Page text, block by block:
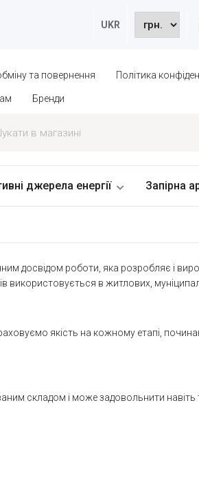
UKR
та повернення Політика
Бренди
джерела енергії Запірна
досвідом роботи, яка розробляє і
використовується в житлових,
якість на кожному етапі,
складом і може задовольнити навіть